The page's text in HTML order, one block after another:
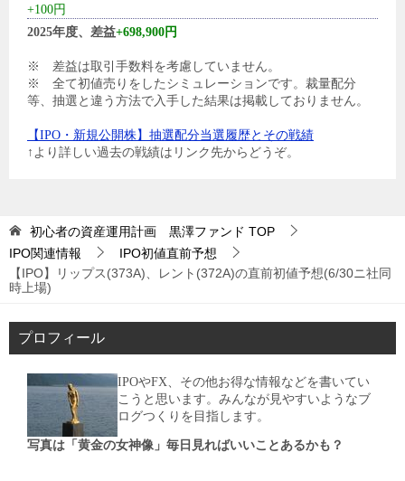
+100円
2025年度、差益+698,900円
※ 差益は取引手数料を考慮していません。
※ 全て初値売りをしたシミュレーションです。裁量配分
等、抽選と違う方法で入手した結果は掲載しておりません。
【IPO・新規公開株】抽選配分当選履歴とその戦績
↑より詳しい過去の戦績はリンク先からどうぞ。
初心者の資産運用計画 黒澤ファンド TOP
IPO関連情報
IPO初値直前予想
【IPO】リップス(373A)、レント(372A)の直前初値予想(6/30ニ社同
時上場)
プロフィール
IPOやFX、その他お得な情報などを書いてい
こうと思います。みんなが見やすいようなブ
ログつくりを目指します。
写真は「黄金の女神像」毎日見ればいいことあるかも？